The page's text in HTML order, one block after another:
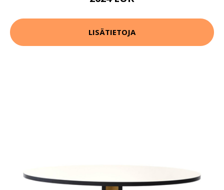
LISÄTIETOJA